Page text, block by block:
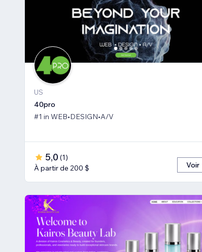
US
40pro
#1 in WEB•DESIGN•A/V
5,0 (1)
À partir de 200 $
Voir